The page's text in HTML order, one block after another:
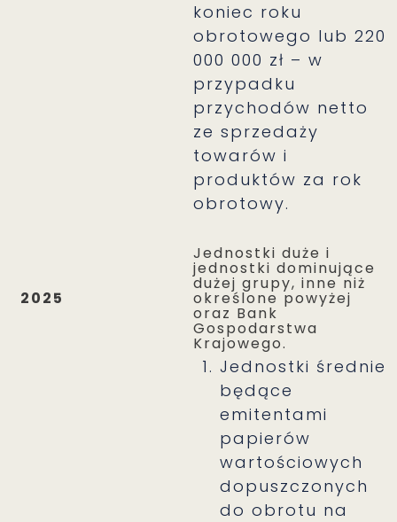
koniec roku
obrotowego lub 220
000 000 zł – w
przypadku
przychodów netto
ze sprzedaży
towarów i
produktów za rok
obrotowy.
2025
Jednostki duże i
jednostki dominujące
dużej grupy, inne niż
określone powyżej
oraz Bank
Gospodarstwa
Krajowego.
Jednostki średnie
będące
emitentami
papierów
wartościowych
dopuszczonych
do obrotu na